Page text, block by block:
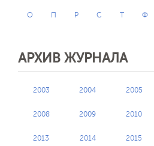
О П Р С Т Ф
АРХИВ ЖУРНАЛА
2003 2004 2005
2008 2009 2010
2013 2014 2015